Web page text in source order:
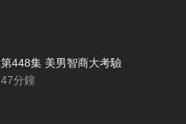
第448集 美男智商大考驗
47分鐘